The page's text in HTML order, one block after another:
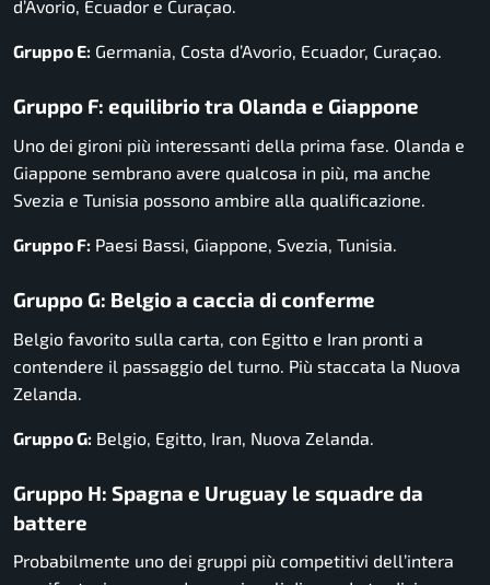
d’Avorio, Ecuador e Curaçao.
Gruppo E: Germania, Costa d’Avorio, Ecuador, Curaçao.
Gruppo F: equilibrio tra Olanda e Giappone
Uno dei gironi più interessanti della prima fase. Olanda e
Giappone sembrano avere qualcosa in più, ma anche
Svezia e Tunisia possono ambire alla qualificazione.
Gruppo F: Paesi Bassi, Giappone, Svezia, Tunisia.
Gruppo G: Belgio a caccia di conferme
Belgio favorito sulla carta, con Egitto e Iran pronti a
contendere il passaggio del turno. Più staccata la Nuova
Zelanda.
Gruppo G: Belgio, Egitto, Iran, Nuova Zelanda.
Gruppo H: Spagna e Uruguay le squadre da
battere
Probabilmente uno dei gruppi più competitivi dell’intera